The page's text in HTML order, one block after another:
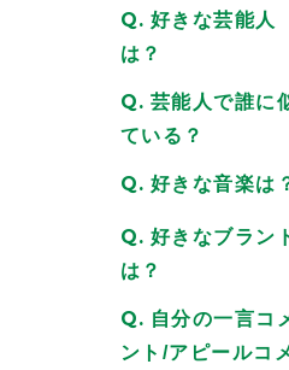
吸い込まれ
どの角度か
す！
見れば見る
これからも
ななこちゃ
好きな芸能人
は？
芸能人で誰に
ている？
好きな音楽は
好きなブラン
は？
自分の一言コ
ント/アピールコ